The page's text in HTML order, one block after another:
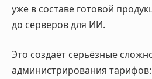
уже в составе готовой
до серверов для ИИ.
Это создаёт серьёзные
администрирования